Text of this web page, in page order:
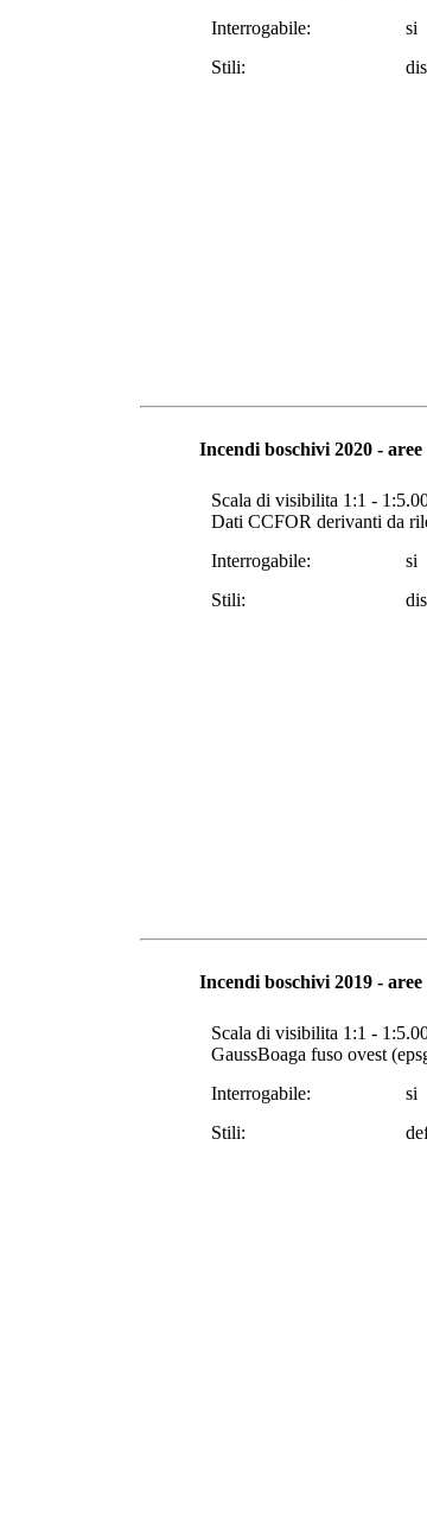
Interrogabile:
si
Stili:
Incendi boschivi 2020 - aree
Scala di visibilita 1:1 -
Dati CCFOR derivanti da
Interrogabile:
si
Stili:
Incendi boschivi 2019 - aree
Scala di visibilita 1:1 -
GaussBoaga fuso ovest
Interrogabile:
si
Stili: